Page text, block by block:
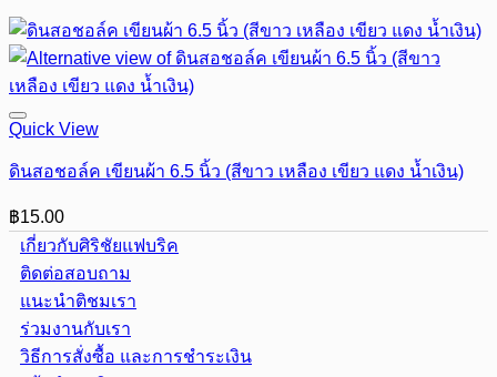
Quick View
ดินสอชอล์ค เขียนผ้า 6.5 นิ้ว (สีขาว เหลือง เขียว แดง น้ำเงิน)
฿15.00
เกี่ยวกับศิริชัยแฟบริค
ติดต่อสอบถาม
แนะนำติชมเรา
ร่วมงานกับเรา
วิธีการสั่งซื้อ และการชำระเงิน